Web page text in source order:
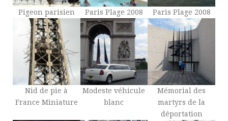
Pigeon parisien Paris Plage 2008 Paris Plage 2008
Nid de pie à
France Miniature
Modeste véhicule
blanc
Mémorial des
martyrs de la
déportation